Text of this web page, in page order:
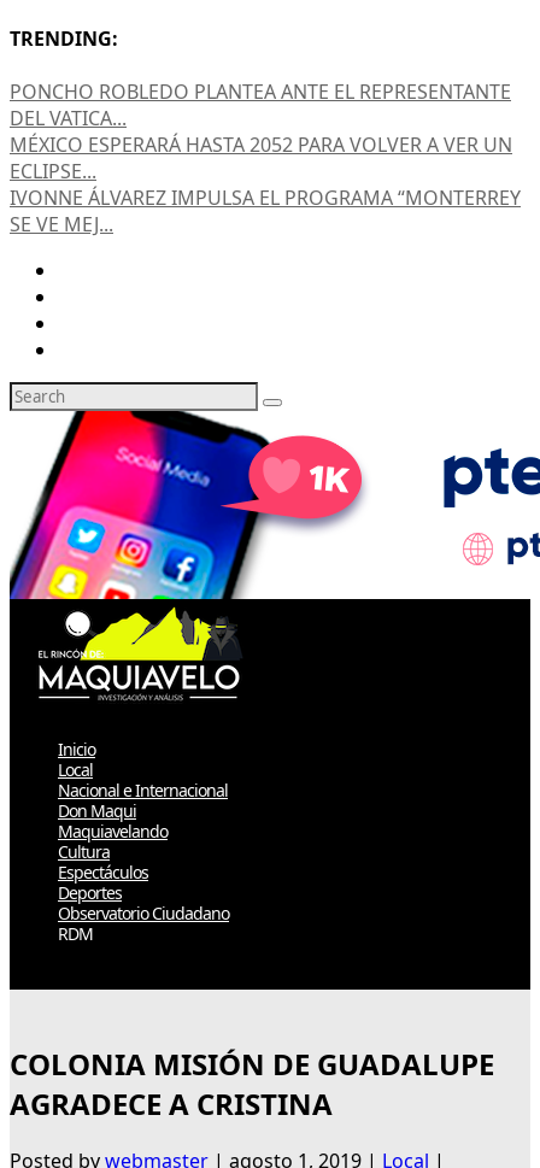
TRENDING:
PONCHO ROBLEDO PLANTEA ANTE EL REPRESENTANTE
DEL VATICA...
MÉXICO ESPERARÁ HASTA 2052 PARA VOLVER A VER UN
ECLIPSE...
IVONNE ÁLVAREZ IMPULSA EL PROGRAMA “MONTERREY
SE VE MEJ...
Inicio
Local
Nacional e Internacional
Don Maqui
Maquiavelando
Cultura
Espectáculos
Deportes
Observatorio Ciudadano
RDM
COLONIA MISIÓN DE GUADALUPE
AGRADECE A CRISTINA
Posted bywebmaster | agosto 1, 2019 | Local |